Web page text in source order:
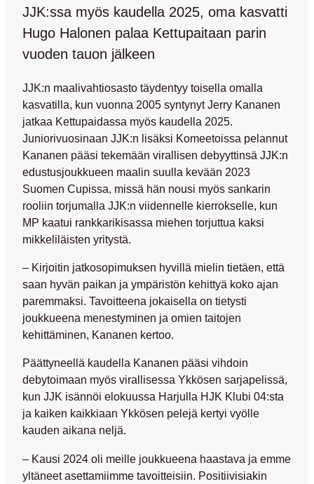
JJK:ssa myös kaudella 2025, oma kasvatti
Hugo Halonen palaa Kettupaitaan parin
vuoden tauon jälkeen
JJK:n maalivahtiosasto täydentyy toisella omalla
kasvatilla, kun vuonna 2005 syntynytJerry Kananen
jatkaa Kettupaidassa myös kaudella 2025.
Juniorivuosinaan JJK:n lisäksi Komeetoissa pelannut
Kananen pääsi tekemään virallisen debyyttinsä JJK:n
edustusjoukkueen maalin suulla kevään 2023
Suomen Cupissa, missä hän nousi myös sankarin
rooliin torjumalla JJK:n viidennelle kierrokselle, kun
MP kaatui rankkarikisassa miehen torjuttua kaksi
mikkeliläisten yritystä.
– Kirjoitin jatkosopimuksen hyvillä mielin tietäen, että
saan hyvän paikan ja ympäristön kehittyä koko ajan
paremmaksi. Tavoitteena jokaisella on tietysti
joukkueena menestyminen ja omien taitojen
kehittäminen, Kananen kertoo.
Päättyneellä kaudella Kananen pääsi vihdoin
debytoimaan myös virallisessa Ykkösen sarjapelissä,
kun JJK isännöi elokuussa Harjulla HJK Klubi 04:sta
ja kaiken kaikkiaan Ykkösen pelejä kertyi vyölle
kauden aikana neljä.
– Kausi 2024 oli meille joukkueena haastava ja emme
yltäneet asettamiimme tavoitteisiin. Positiivisiakin